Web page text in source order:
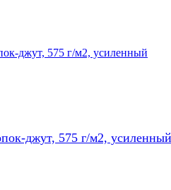
джут, 575 г/м2, усиленный